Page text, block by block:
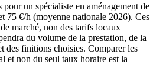
un spécialiste en aménagement de
75 €/h (moyenne nationale 2026). Ces
marché, non des tarifs locaux
du volume de la prestation, de la
des finitions choisies. Comparer les
et non du seul taux horaire est la